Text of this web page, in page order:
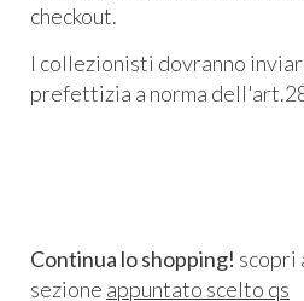
checkout.
I collezionisti dovranno
prefettizia a norma
Continua lo shopping!
sezione appuntato scelto qs